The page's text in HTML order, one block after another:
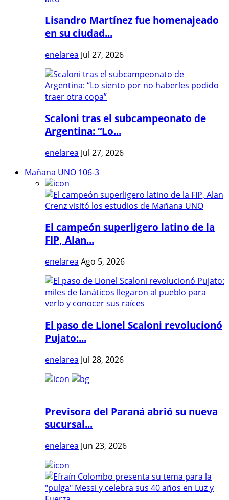
Lisandro Martínez fue homenajeado
en su ciudad...
enelarea Jul 27, 2026
Scaloni tras el subcampeonato de
Argentina: “Lo...
enelarea Jul 27, 2026
Mañana UNO 106-3
El campeón superligero latino de la
FIP, Alan...
enelarea Ago 5, 2026
El paso de Lionel Scaloni revolucionó
Pujato:...
enelarea Jul 28, 2026
Previsora del Paraná abrió su nueva
sucursal...
enelarea Jun 23, 2026